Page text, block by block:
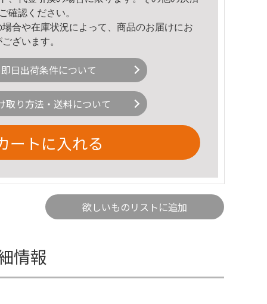
確認ください。
合や在庫状況によって、商品のお届けにお
ざいます。
即日出荷条件について
取り方法・送料について
ートに入れる
欲しいものリストに追加
情報